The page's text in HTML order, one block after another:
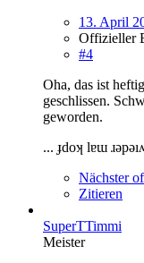
13. April
Offizieller
#4
Oha, das ist
geschlissen.
geworden.
... ɟdoʞ lɐɯ
Nächster
Zitieren
SuperTTimmi
Meister